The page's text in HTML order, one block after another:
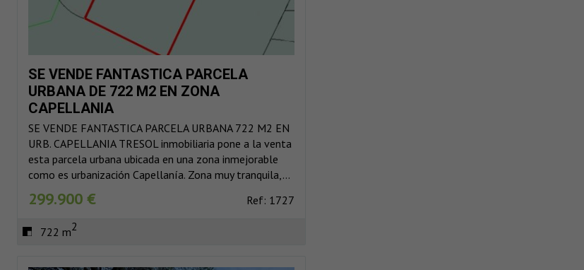
SE VENDE FANTASTICA PARCELA
URBANA DE 722 M2 EN ZONA
CAPELLANIA
SE VENDE FANTASTICA PARCELA URBANA 722 M2 EN
URB. CAPELLANIA TRESOL inmobiliaria pone a la venta
esta parcela urbana ubicada en una zona inmejorable
como es urbanización Capellanía. Zona muy tranquila,...
299.900 € Ref: 1727
722 m2